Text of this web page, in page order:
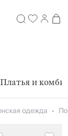
Платья и
одежда